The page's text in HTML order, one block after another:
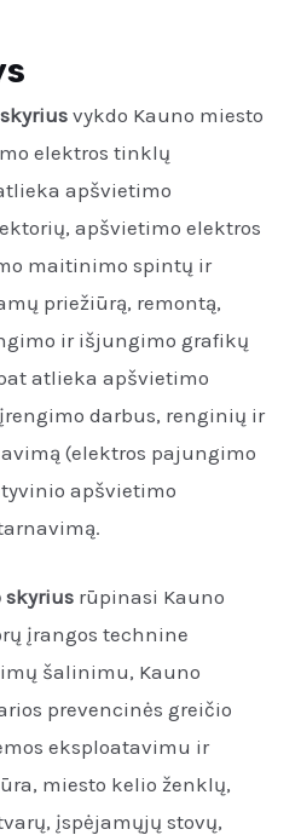
vykdo Kauno miesto
elektros tinklų
apšvietimo
apšvietimo elektros
maitinimo spintų ir
priežiūrą, remontą,
ir išjungimo grafikų
atlieka apšvietimo
darbus, renginių ir
(elektros pajungimo
apšvietimo
skyrius rūpinasi Kauno
įrangos technine
šalinimu, Kauno
prevencinės greičio
eksploatavimu ir
miesto kelio ženklų,
įspėjamųjų stovų,